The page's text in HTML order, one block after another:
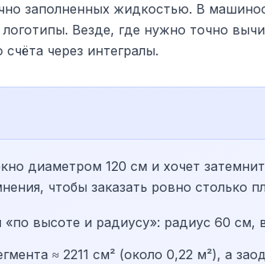
заполненных жидкостью. В
Везде, где нужно точно
через интегралы.
диаметром 120 см и хочет
чтобы заказать ровно столько
высоте и радиусу»: радиус 60 см,
≈ 2211 см² (около 0,22 м²), а